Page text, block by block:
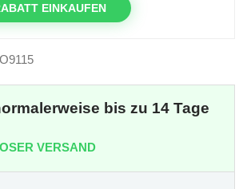
EINKAUFEN
bis zu 14 Tage
VERSAND